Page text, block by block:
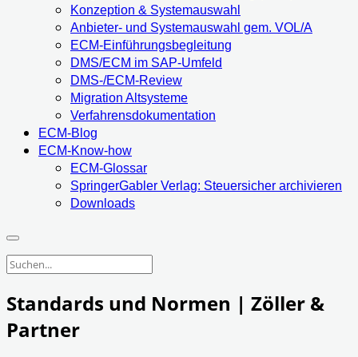
Konzeption & Systemauswahl
Anbieter- und Systemauswahl gem. VOL/A
ECM-Einführungsbegleitung
DMS/ECM im SAP-Umfeld
DMS-/ECM-Review
Migration Altsysteme
Verfahrensdokumentation
ECM-Blog
ECM-Know-how
ECM-Glossar
SpringerGabler Verlag: Steuersicher archivieren
Downloads
Standards und Normen | Zöller &
Partner